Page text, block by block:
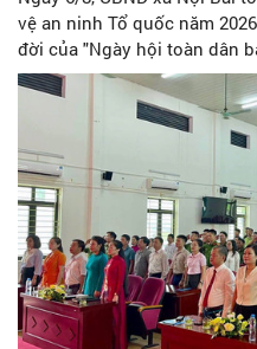
vệ an ninh Tổ quốc năm
đời của "Ngày hội toàn dân
(19/8/2005 - 19/8/2026);
dân, khẳng định vai trò chủ
an ninh, trật tự để xây dựng